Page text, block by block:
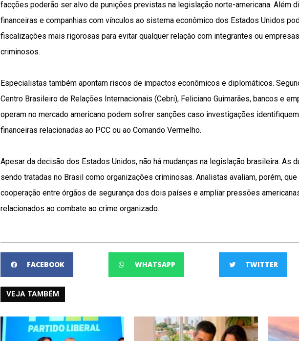
facções poderão ser alvo de punições previstas na legislação norte-americana. Além
financeiras e companhias com vínculos ao sistema econômico dos Estados Unidos
fiscalizações mais rigorosas para evitar qualquer relação com integrantes ou
criminosos.
Especialistas também apontam riscos de impactos econômicos e diplomáticos.
Centro Brasileiro de Relações Internacionais (Cebri), Feliciano Guimarães, bancos e
operam no mercado americano podem sofrer sanções caso investigações
financeiras relacionadas ao PCC ou ao Comando Vermelho.
Apesar da decisão dos Estados Unidos, não há mudanças na legislação brasileira. As
sendo tratadas no Brasil como organizações criminosas. Analistas avaliam, porém,
cooperação entre órgãos de segurança dos dois países e ampliar pressões
relacionados ao combate ao crime organizado.
FACEBOOK WHATSAPP TWITTER
VEJA TAMBÉM